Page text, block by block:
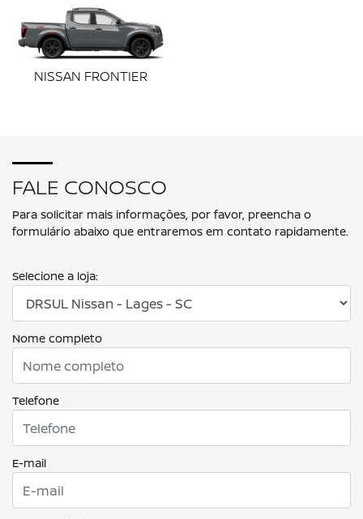
NISSAN FRONTIER
FALE CONOSCO
Para solicitar mais informações, por favor, preencha o
formulário abaixo que entraremos em contato rapidamente.
Selecione a loja:
Nome completo
Telefone
E-mail